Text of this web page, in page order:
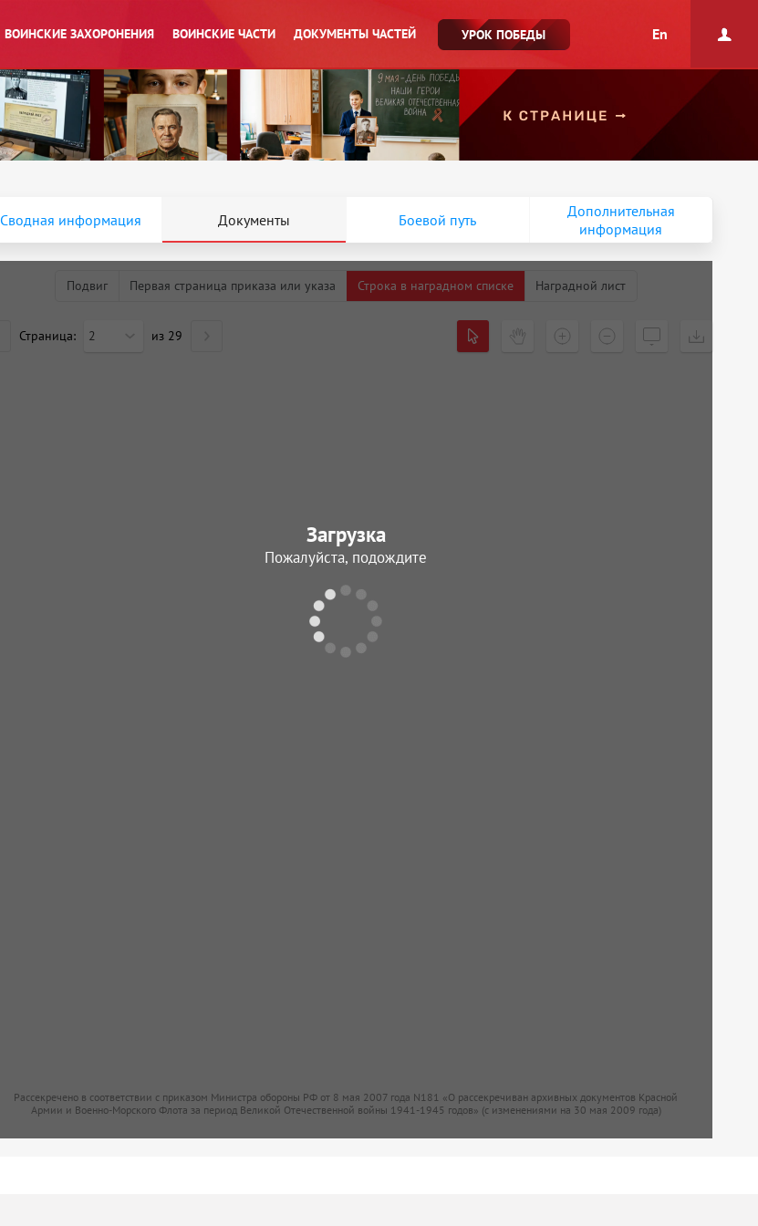
ВОИНСКИЕ ЗАХОРОНЕНИЯ ВОИНСКИЕ ЧАСТИ ДОКУМЕНТЫ ЧАСТЕЙ УРОК ПОБЕДЫ En
Сводная информация Документы Боевой путь
Дополнительная
информация
Подвиг Первая страница приказа или указа Строка в наградном списке Наградной лист
Страница: 2 из 29
Рассекречено в соответствии с приказом Министра обороны РФ от 8 мая 2007 года N181 «О рассекречиван архивных документов Красной
Армии и Военно-Морского Флота за период Великой Отечественной войны 1941-1945 годов» (с изменениями на 30 мая 2009 года)
Загрузка
Пожалуйста, подождите